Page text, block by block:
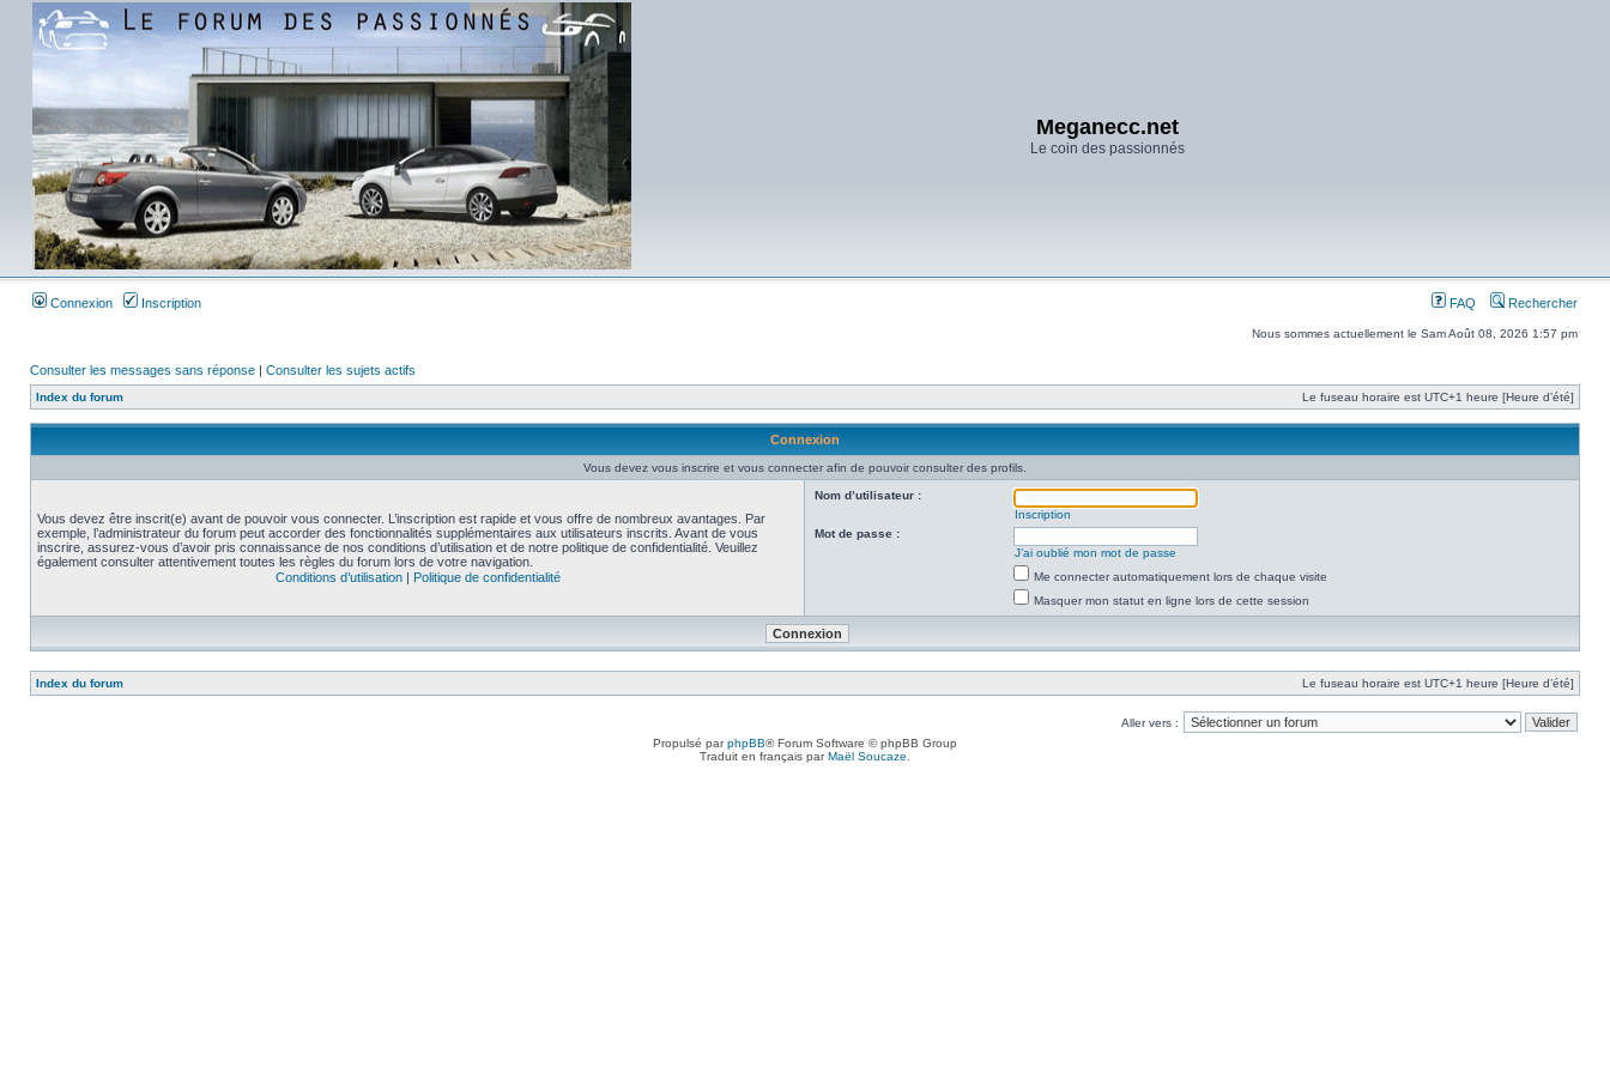
Meganecc.net
Le coin des passionnés
Connexion Inscription FAQ Rechercher
Nous sommes actuellement le Sam Août 08, 2026 1:57 pm
Consulter les messages sans réponse | Consulter les sujets actifs
Index du forum Le fuseau horaire est UTC+1 heure [Heure d’été]
Connexion
Vous devez vous inscrire et vous connecter afin de pouvoir consulter des profils.
Vous devez être inscrit(e) avant de pouvoir vous connecter. L’inscription est rapide et vous offre de nombreux avantages. Par
exemple, l’administrateur du forum peut accorder des fonctionnalités supplémentaires aux utilisateurs inscrits. Avant de vous
inscrire, assurez-vous d’avoir pris connaissance de nos conditions d’utilisation et de notre politique de confidentialité. Veuillez
également consulter attentivement toutes les règles du forum lors de votre navigation.
Conditions d’utilisation| Politique de confidentialité
Nom d’utilisateur :
Inscription
Mot de passe :
J’ai oublié mon mot de passe
Me connecter automatiquement lors de chaque visite
Masquer mon statut en ligne lors de cette session
Index du forum Le fuseau horaire est UTC+1 heure [Heure d’été]
Aller vers :
Propulsé parphpBB® Forum Software © phpBB Group
Traduit en français parMaël Soucaze